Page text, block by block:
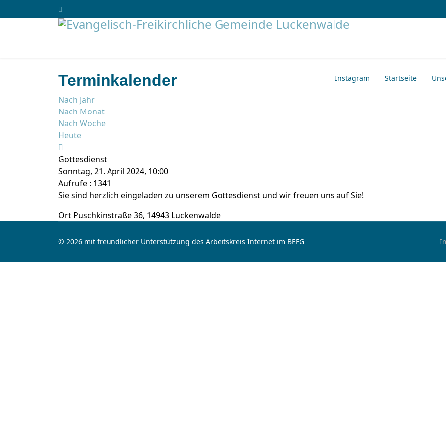
Instagram Startseite
Terminkalender
Nach Jahr
Nach Monat
Nach Woche
Heute
Gottesdienst
Sonntag, 21. April 2024, 10:00
Aufrufe : 1341
Sie sind herzlich eingeladen zu unserem Gottesdienst und wir freuen uns auf Sie!
Ort Puschkinstraße 36, 14943 Luckenwalde
© 2026 mit freundlicher Unterstützung des Arbeitskreis Internet im BEFG